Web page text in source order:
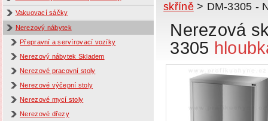
Vakuovací sáčky
Nerezový nábytek
Přepravní a servírovací vozíky
Nerezový nábytek Skladem
Nerezové pracovní stoly
Nerezové výčepní stoly
Nerezové mycí stoly
Nerezové dřezy
skříně> DM-3305 -
Nerezová
3305